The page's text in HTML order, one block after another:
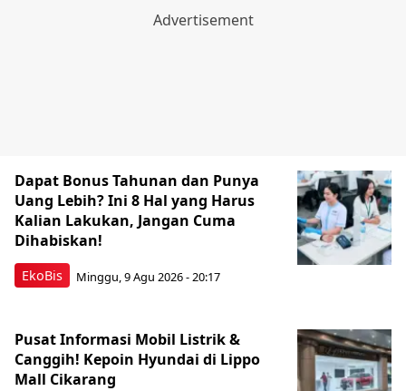
EkoBis
Dapat Bonus Tahunan dan Punya
Uang Lebih? Ini 8 Hal yang Harus
Kalian Lakukan, Jangan Cuma
Dihabiskan!
Minggu, 9 Agu 2026 - 20:17
Pusat Informasi Mobil Listrik &
Canggih! Kepoin Hyundai di Lippo
Mall Cikarang